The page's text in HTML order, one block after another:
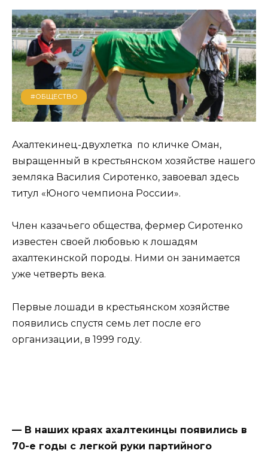
#ОБЩЕСТВО
Ахалтекинец-двухлетка по кличке Оман,
выращенный в крестьянском хозяйстве нашего
земляка Василия Сиротенко, завоевал здесь
титул «Юного чемпиона России».
Член казачьего общества, фермер Сиротенко
известен своей любовью к лошадям
ахалтекинской породы. Ними он занимается
уже четверть века.
Первые лошади в крестьянском хозяйстве
появились спустя семь лет после его
организации, в 1999 году.
— В наших краях ахалтекинцы появились в
70-е годы с легкой руки партийного